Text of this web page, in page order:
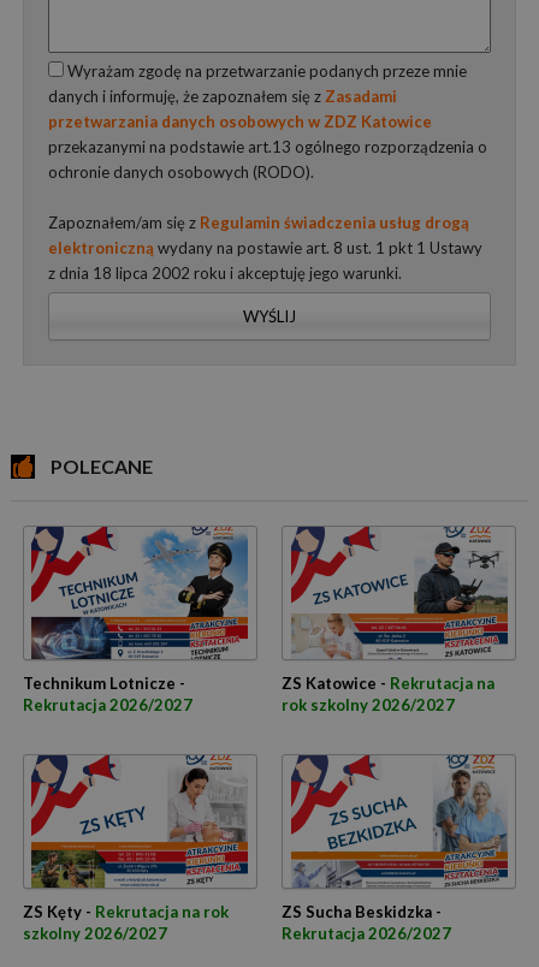
Wyrażam zgodę na przetwarzanie podanych przeze mnie
danych i informuję, że zapoznałem się z Zasadami
przetwarzania danych osobowych w ZDZ Katowice
przekazanymi na podstawie art.13 ogólnego rozporządzenia o
ochronie danych osobowych (RODO).
Zapoznałem/am się z Regulamin świadczenia usług drogą
elektroniczną wydany na postawie art. 8 ust. 1 pkt 1 Ustawy
z dnia 18 lipca 2002 roku i akceptuję jego warunki.
WYŚLIJ
POLECANE
Technikum Lotnicze -
Rekrutacja 2026/2027
ZS Katowice - Rekrutacja na
rok szkolny 2026/2027
ZS Kęty - Rekrutacja na rok
szkolny 2026/2027
ZS Sucha Beskidzka -
Rekrutacja 2026/2027